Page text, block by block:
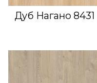
Дуб Нагано 8431